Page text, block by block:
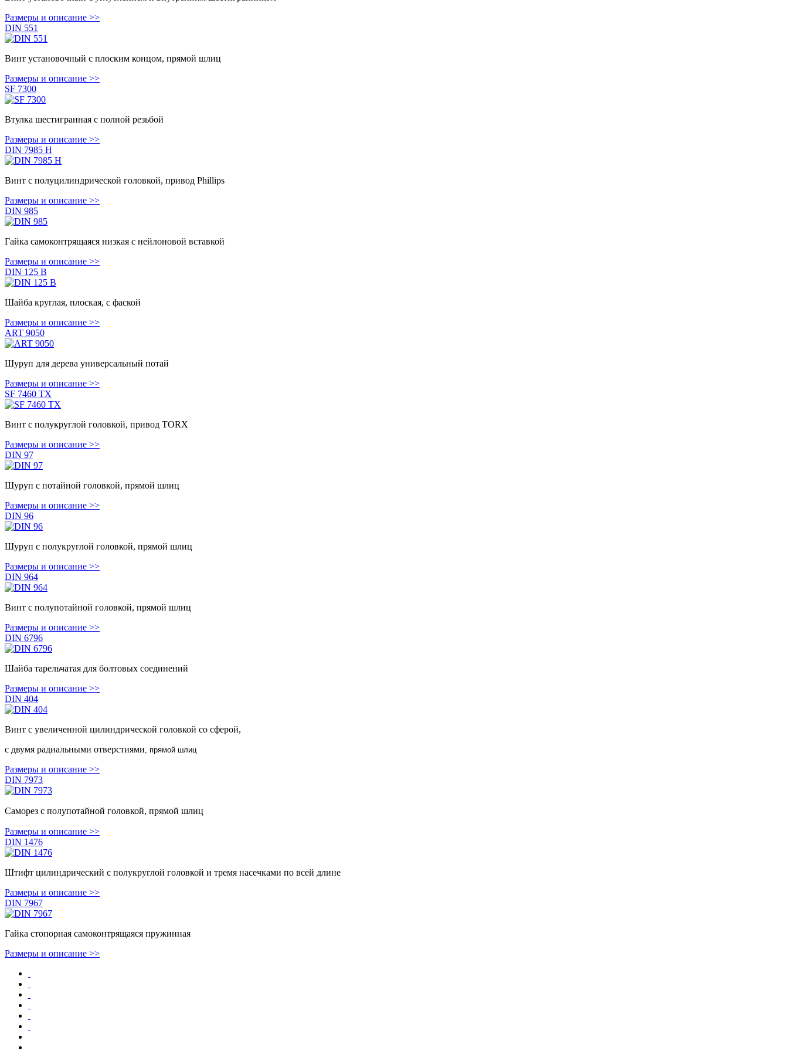
Размеры и описание >>
DIN 551
Винт установочный с плоским концом, прямой шлиц
Размеры и описание >>
SF 7300
Втулка шестигранная с полной резьбой
Размеры и описание >>
DIN 7985 H
Винт с полуцилиндрической головкой, привод Phillips
Размеры и описание >>
DIN 985
Гайка самоконтрящаяся низкая с нейлоновой вставкой
Размеры и описание >>
DIN 125 B
Шайба круглая, плоская, с фаской
Размеры и описание >>
ART 9050
Шуруп для дерева универсальный потай
Размеры и описание >>
SF 7460 TX
Винт с полукруглой головкой, привод TORX
Размеры и описание >>
DIN 97
Шуруп с потайной головкой, прямой шлиц
Размеры и описание >>
DIN 96
Шуруп с полукруглой головкой, прямой шлиц
Размеры и описание >>
DIN 964
Винт с полупотайной головкой, прямой шлиц
Размеры и описание >>
DIN 6796
Шайба тарельчатая для болтовых соединений
Размеры и описание >>
DIN 404
Винт с увеличенной цилиндрической головкой со сферой,
с двумя радиальными отверстиями , прямой шлиц
Размеры и описание >>
DIN 7973
Саморез с полупотайной головкой, прямой шлиц
Размеры и описание >>
DIN 1476
Штифт цилиндрический с полукруглой головкой и тремя насечками по всей длине
Размеры и описание >>
DIN 7967
Гайка стопорная самоконтрящаяся пружинная
Размеры и описание >>